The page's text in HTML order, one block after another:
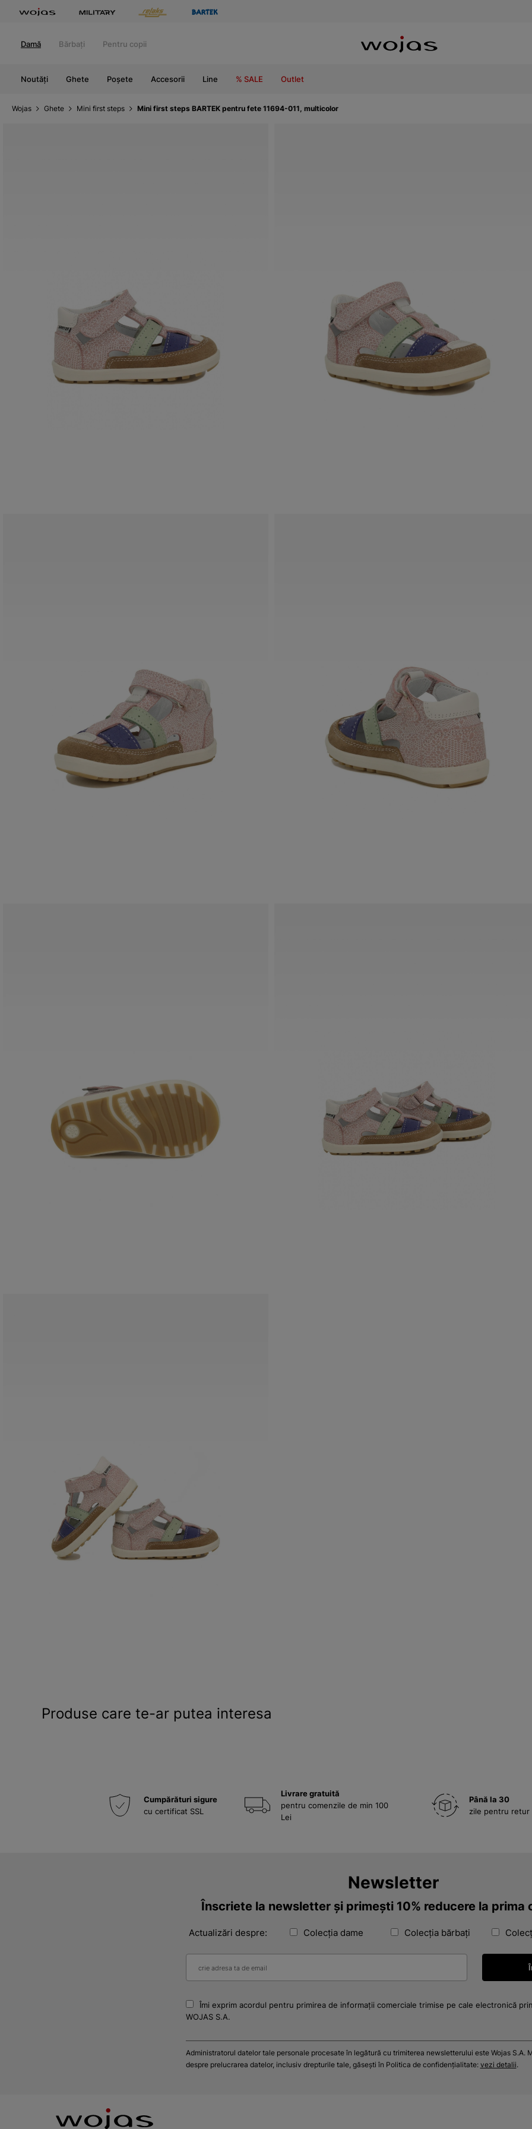
Damă Bărbați Pentru copii
Noutăți Ghete Poșete Accesorii Line % SALE Outlet
Wojas Ghete Mini first steps Mini first steps BARTEK pentru fete 11694-011, multicolor
Produse care te-ar putea interesa
Cumpărături sigure
cu certificat SSL
Livrare gratuită
pentru comenzile de min 100
Lei
Până la 30
zile pentru retur
Newsletter
Înscriete la newsletter și primești 10% reducere la prima
Actualizări despre: Colecția dame Colecția bărbați
Îmi exprim acordul pentru primirea de informații comerciale trimise pe cale electronică
WOJAS S.A.
Administratorul datelor tale personale procesate în legătură cu trimiterea newsletterului este Wojas S.A.
despre prelucrarea datelor, inclusiv drepturile tale, găsești în Politica de confidențialitate: vezi detalii.